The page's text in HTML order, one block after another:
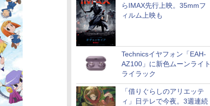
らIMAX先行上映。35mmフ
ィルム上映も
Technicsイヤフォン「EAH-
AZ100」に新色ムーンライト
ライラック
「借りぐらしのアリエッテ
ィ」日テレで今夜。3週連続